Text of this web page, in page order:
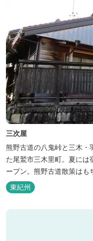
三次屋
熊野古道の八鬼峠と三木・
た尾鷲市三木里町。夏に
ープン。熊野古道散策はも
東紀州